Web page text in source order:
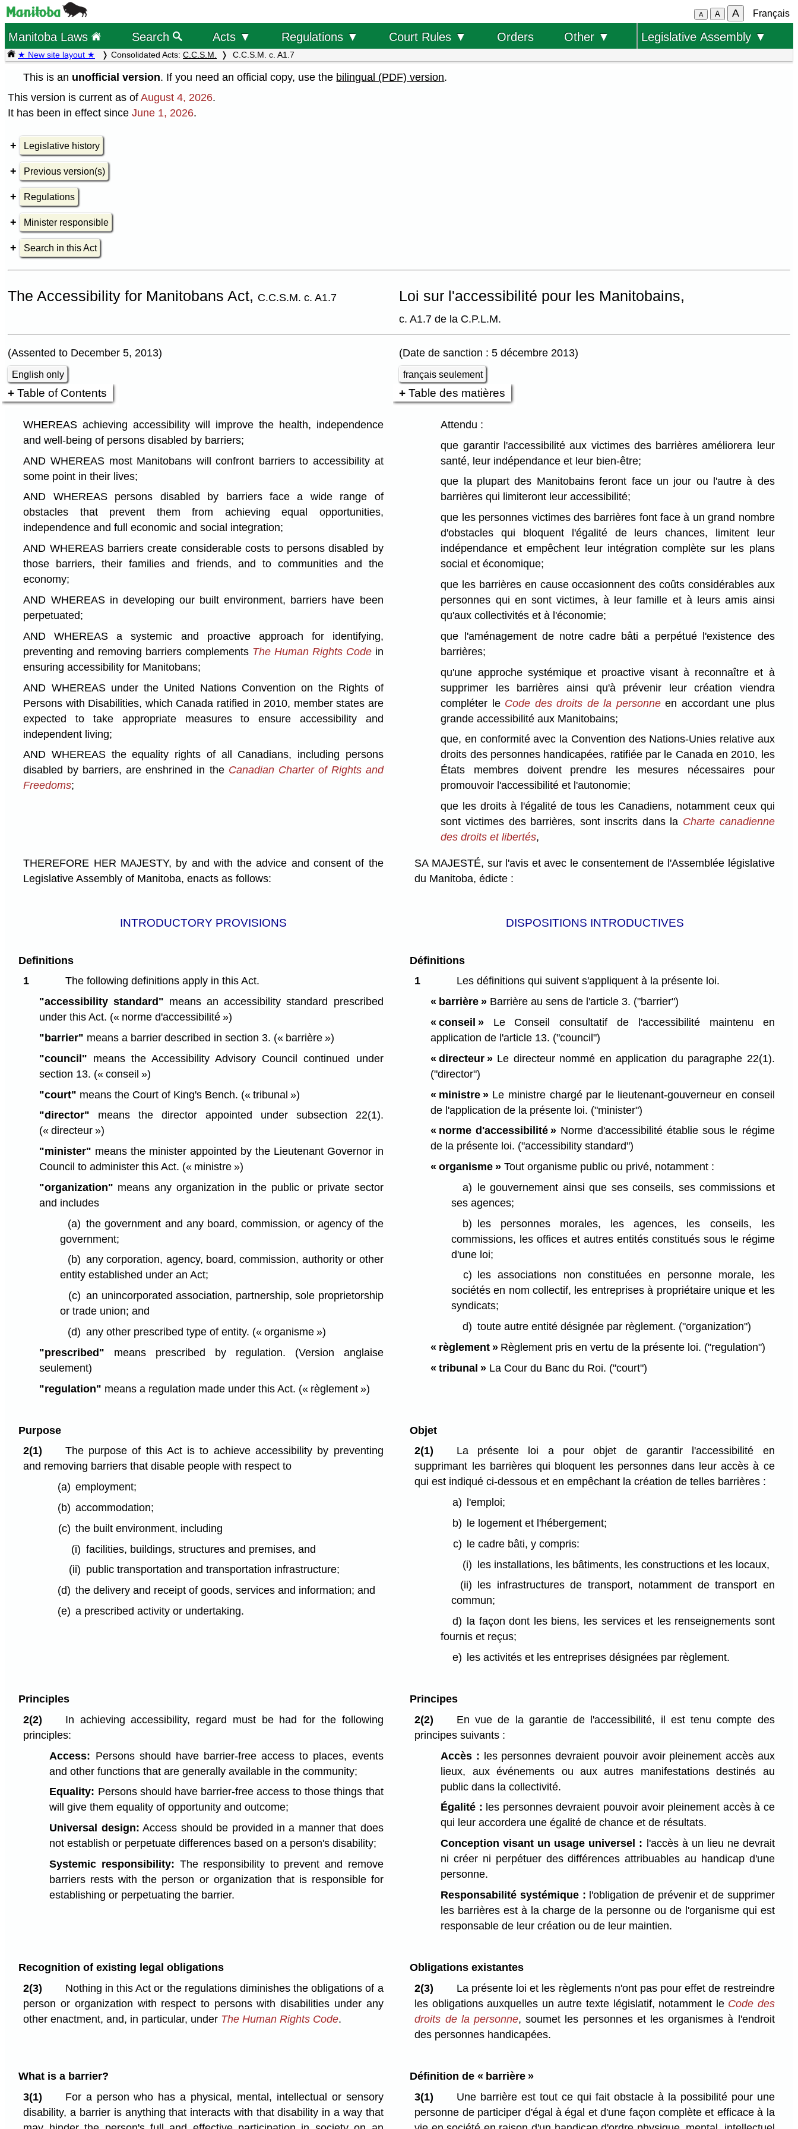
A A A Français
Manitoba Laws Search Acts ▼ Regulations ▼ Court Rules ▼ Orders Other ▼ Legislative Assembly ▼
★ New site layout ★ Consolidated Acts: C.C.S.M. C.C.S.M. c. A1.7
This is an unofficial version. If you need an official copy, use the bilingual (PDF) version.
This version is current as of August 4, 2026.
It has been in effect since June 1, 2026.
Legislative history
Previous version(s)
Regulations
Minister responsible
Search in this Act
The Accessibility for Manitobans Act, C.C.S.M. c. A1.7 Loi sur l'accessibilité pour les Manitobains,
c. A1.7 de la C.P.L.M.
(Assented to December 5, 2013) (Date de sanction : 5 décembre 2013)
English only français seulement
Table of Contents Table des matières
WHEREAS achieving accessibility will improve the health, independence
and well-being of persons disabled by barriers;
AND WHEREAS most Manitobans will confront barriers to accessibility at
some point in their lives;
AND WHEREAS persons disabled by barriers face a wide range of
obstacles that prevent them from achieving equal opportunities,
independence and full economic and social integration;
AND WHEREAS barriers create considerable costs to persons disabled by
those barriers, their families and friends, and to communities and the
economy;
AND WHEREAS in developing our built environment, barriers have been
perpetuated;
AND WHEREAS a systemic and proactive approach for identifying,
preventing and removing barriers complements The Human Rights Codein
ensuring accessibility for Manitobans;
AND WHEREAS under the United Nations Convention on the Rights of
Persons with Disabilities, which Canada ratified in 2010, member states are
expected to take appropriate measures to ensure accessibility and
independent living;
AND WHEREAS the equality rights of all Canadians, including persons
disabled by barriers, are enshrined in the Canadian Charter of Rights and
Freedoms;
Attendu :
que garantir l'accessibilité aux victimes des barrières améliorera leur
santé, leur indépendance et leur bien-être;
que la plupart des Manitobains feront face un jour ou l'autre à des
barrières qui limiteront leur accessibilité;
que les personnes victimes des barrières font face à un grand nombre
d'obstacles qui bloquent l'égalité de leurs chances, limitent leur
indépendance et empêchent leur intégration complète sur les plans
social et économique;
que les barrières en cause occasionnent des coûts considérables aux
personnes qui en sont victimes, à leur famille et à leurs amis ainsi
qu'aux collectivités et à l'économie;
que l'aménagement de notre cadre bâti a perpétué l'existence des
barrières;
qu'une approche systémique et proactive visant à reconnaître et à
supprimer les barrières ainsi qu'à prévenir leur création viendra
compléter le Code des droits de la personneen accordant une plus
grande accessibilité aux Manitobains;
que, en conformité avec la Convention des Nations-Unies relative aux
droits des personnes handicapées, ratifiée par le Canada en 2010, les
États membres doivent prendre les mesures nécessaires pour
promouvoir l'accessibilité et l'autonomie;
que les droits à l'égalité de tous les Canadiens, notamment ceux qui
sont victimes des barrières, sont inscrits dans la Charte canadienne
des droits et libertés,
THEREFORE HER MAJESTY, by and with the advice and consent of the
Legislative Assembly of Manitoba, enacts as follows:
SA MAJESTÉ, sur l'avis et avec le consentement de l'Assemblée législative
du Manitoba, édicte :
INTRODUCTORY PROVISIONS DISPOSITIONS INTRODUCTIVES
Definitions
1
The following definitions apply in this Act.
"accessibility standard" means an accessibility standard prescribed
under this Act. (« norme d'accessibilité »)
"barrier" means a barrier described in section 3. (« barrière »)
"council" means the Accessibility Advisory Council continued under
section 13. (« conseil »)
"court" means the Court of King's Bench. (« tribunal »)
"director" means the director appointed under subsection 22(1).
(« directeur »)
"minister" means the minister appointed by the Lieutenant Governor in
Council to administer this Act. (« ministre »)
"organization" means any organization in the public or private sector
and includes
(a) the government and any board, commission, or agency of the
government;
(b) any corporation, agency, board, commission, authority or other
entity established under an Act;
(c) an unincorporated association, partnership, sole proprietorship
or trade union; and
(d) any other prescribed type of entity. (« organisme »)
"prescribed" means prescribed by regulation. (Version anglaise
seulement)
"regulation" means a regulation made under this Act. (« règlement »)
Définitions
1
Les définitions qui suivent s'appliquent à la présente loi.
« barrière »Barrière au sens de l'article 3. ("barrier")
« conseil »Le Conseil consultatif de l'accessibilité maintenu en
application de l'article 13. ("council")
« directeur »Le directeur nommé en application du paragraphe 22(1).
("director")
« ministre »Le ministre chargé par le lieutenant-gouverneur en conseil
de l'application de la présente loi. ("minister")
« norme d'accessibilité » Norme d'accessibilité établie sous le régime
de la présente loi. ("accessibility standard")
« organisme »Tout organisme public ou privé, notamment :
a) le gouvernement ainsi que ses conseils, ses commissions et
ses agences;
b) les personnes morales, les agences, les conseils, les
commissions, les offices et autres entités constitués sous le régime
d'une loi;
c)
les associations non constituées en personne morale, les
sociétés en nom collectif, les entreprises à propriétaire unique et les
syndicats;
d) toute autre entité désignée par règlement. ("organization")
« règlement »Règlement pris en vertu de la présente loi. ("regulation")
« tribunal »La Cour du Banc du Roi. ("court")
Purpose
2(1)
The purpose of this Act is to achieve accessibility by preventing
and removing barriers that disable people with respect to
(a) employment;
(b) accommodation;
(c) the built environment, including
(i) facilities, buildings, structures and premises, and
(ii) public transportation and transportation infrastructure;
(d) the delivery and receipt of goods, services and information; and
(e) a prescribed activity or undertaking.
Objet
2(1)
La présente loi a pour objet de garantir l'accessibilité en
supprimant les barrières qui bloquent les personnes dans leur accès à ce
qui est indiqué ci-dessous et en empêchant la création de telles barrières :
a)
l'emploi;
b)
le logement et l'hébergement;
c) le cadre bâti, y compris:
(i) les installations, les bâtiments, les constructions et les locaux,
(ii)
les infrastructures de transport, notamment de transport en
commun;
d)
la façon dont les biens, les services et les renseignements sont
fournis et reçus;
e)
les activités et les entreprises désignées par règlement.
Principles
2(2)
In achieving accessibility, regard must be had for the following
principles:
Access: Persons should have barrier-free access to places, events
and other functions that are generally available in the community;
Equality: Persons should have barrier-free access to those things that
will give them equality of opportunity and outcome;
Universal design: Access should be provided in a manner that does
not establish or perpetuate differences based on a person's disability;
Systemic responsibility: The responsibility to prevent and remove
barriers rests with the person or organization that is responsible for
establishing or perpetuating the barrier.
Principes
2(2)
En vue de la garantie de l'accessibilité, il est tenu compte des
principes suivants :
Accès : les personnes devraient pouvoir avoir pleinement accès aux
lieux, aux événements ou aux autres manifestations destinés au
public dans la collectivité.
Égalité : les personnes devraient pouvoir avoir pleinement accès à ce
qui leur accordera une égalité de chance et de résultats.
Conception visant un usage universel :
l'accès à un lieu ne devrait
ni créer ni perpétuer des différences attribuables au handicap d'une
personne.
Responsabilité systémique : l'obligation de prévenir et de supprimer
les barrières est à la charge de la personne ou de l'organisme qui est
responsable de leur création ou de leur maintien.
Recognition of existing legal obligations
2(3)
Nothing in this Act or the regulations diminishes the obligations of a
person or organization with respect to persons with disabilities under any
other enactment, and, in particular, under The Human Rights Code.
Obligations existantes
2(3)
La présente loi et les règlements n'ont pas pour effet de restreindre
les obligations auxquelles un autre texte législatif, notamment le Code des
droits de la personne, soumet les personnes et les organismes à l'endroit
des personnes handicapées.
What is a barrier?
3(1)
For a person who has a physical, mental, intellectual or sensory
disability, a barrier is anything that interacts with that disability in a way that
Définition de « barrière »
3(1)
Une barrière est tout ce qui fait obstacle à la possibilité pour une
personne de participer d'égal à égal et d'une façon complète et efficace à la